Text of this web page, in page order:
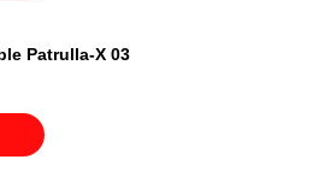
Patrulla-X 03
24.00.